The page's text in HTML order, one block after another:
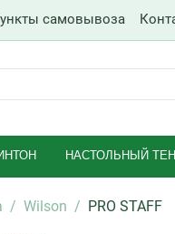
самовывоза
НАСТОЛЬНЫЙ
/ Wilson / PRO STAFF